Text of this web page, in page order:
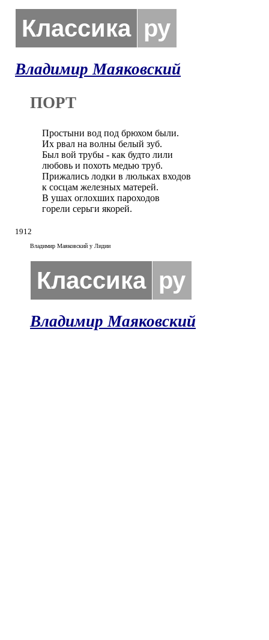
Классика ру
Владимир Маяковский
ПОРТ
Простыни вод под брюхом были.
Их рвал на волны белый зуб.
Был вой трубы - как будто лили
любовь и похоть медью труб.
Прижались лодки в люльках входов
к сосцам железных матерей.
В ушах оглохших пароходов
горели серьги якорей.
1912
Владимир Маяковский у Лидии
Классика ру
Владимир Маяковский